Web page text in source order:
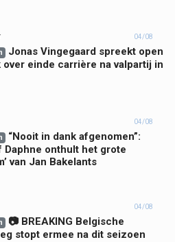
04/08
Jonas Vingegaard spreekt open
over einde carrière na valpartij in
04/08
“Nooit in dank afgenomen”:
Daphne onthult het grote
van Jan Bakelants
04/08
📷 BREAKING Belgische
stopt ermee na dit seizoen